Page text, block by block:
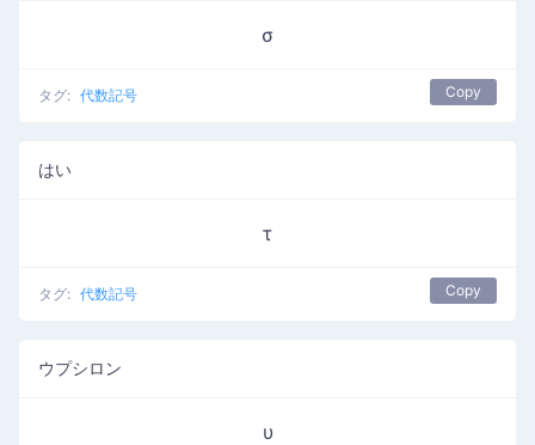
σ
タグ: 代数記号 Copy
はい
τ
タグ: 代数記号 Copy
ウプシロン
υ